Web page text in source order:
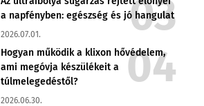
a napfényben: egészség és jó hangulat
2026.07.01.
Hogyan működik a klixon hővédelem,
ami megóvja készülékeit a
túlmelegedéstől?
2026.06.30.